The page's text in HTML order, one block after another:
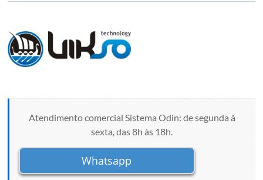
Atendimento comercial Sistema Odin: de segunda à
sexta, das 8h às 18h.
Whatsapp